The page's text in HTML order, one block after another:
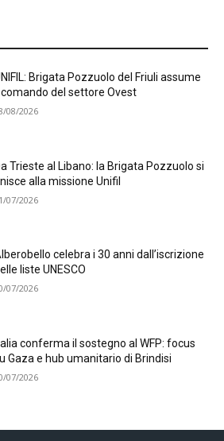
Brigata Pozzuolo del Friuli assume
comando del settore Ovest
08/2026
Trieste al Libano: la Brigata Pozzuolo si
alla missione Unifil
07/2026
celebra i 30 anni dall’iscrizione
liste UNESCO
07/2026
conferma il sostegno al WFP: focus
Gaza e hub umanitario di Brindisi
07/2026